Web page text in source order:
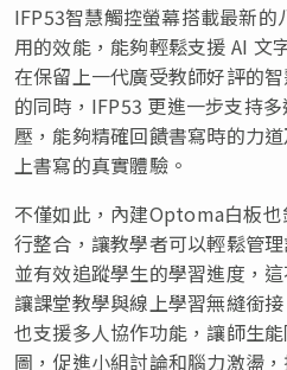
IFP53智慧觸控螢幕搭載最新
用的效能，能夠輕鬆支援 AI 文
在保留上一代廣受教師好評的
的同時，IFP53 更進一步支持
壓，能夠精確回饋書寫時的力
上書寫的真實體驗。
不僅如此，內建Optoma白板
行整合，讓教學者可以輕鬆管
並有效追蹤學生的學習進度，
讓課堂教學與線上學習無縫銜
也支援多人協作功能，讓師生
圖，促進小組討論和腦力激盪